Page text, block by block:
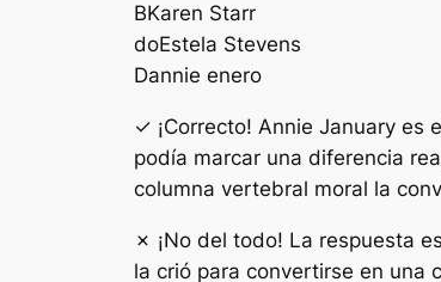
BKaren Starr
doEstela Stevens
Dannie enero
✓ ¡Correcto! Annie January es
podía marcar una diferencia
columna vertebral moral la
✗ ¡No del todo! La respuesta
la crió para convertirse en una